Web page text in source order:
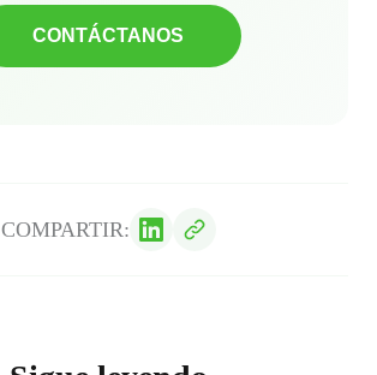
CONTÁCTANOS
COMPARTIR: